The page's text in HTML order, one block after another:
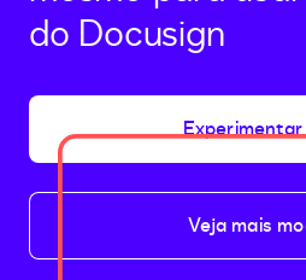
do Docusign
Veja mais